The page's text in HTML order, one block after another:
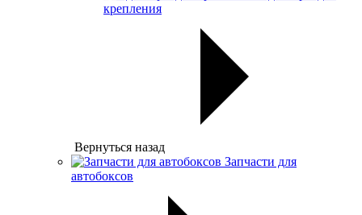
крепления
Вернуться назад
Запчасти для
автобоксов